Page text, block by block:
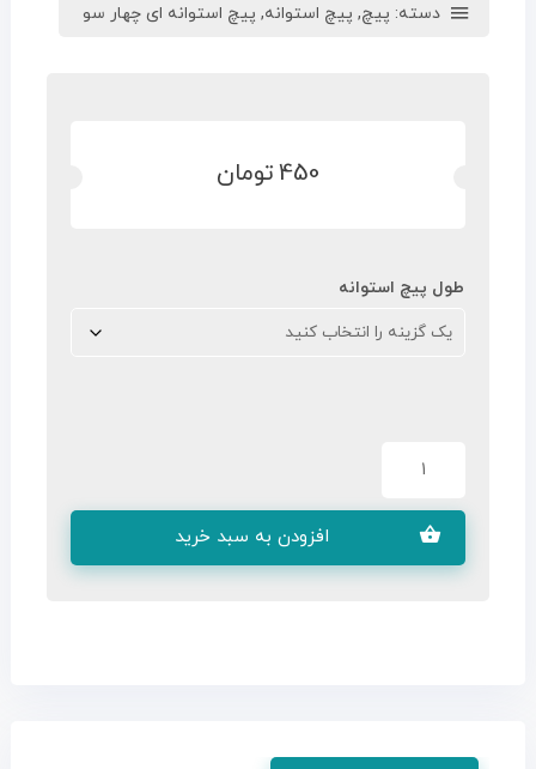
دسته: پیچ, پیچ استوانه, پیچ استوانه ای چهار سو
450تومان
طول پیچ استوانه
افزودن به سبد خرید